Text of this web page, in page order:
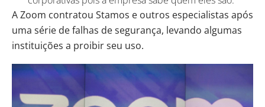
A Zoom contratou Stamos e outros especialistas após
uma série de falhas de segurança, levando algumas
instituições a proibir seu uso.